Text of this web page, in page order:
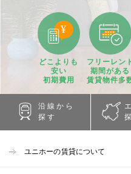
どこよりも
安い
初期費用
フリーレン
期間がある
賃貸物件多
沿線から
探す
ユニホーの賃貸について